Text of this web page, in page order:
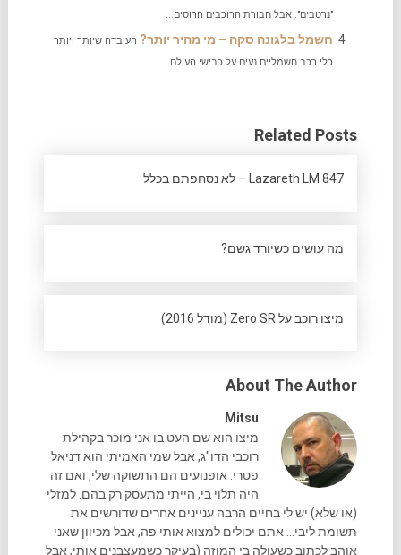
"נרטבים". אבל חבורת הרוכבים הרוסים...
חשמל בלגונה סקה – מי מהיר יותר? העובדה שיותר ויותר
כלי רכב חשמליים נעים על כבישי העולם...
Related Posts
Lazareth LM 847 – לא נסחפתם בכלל
מה עושים כשיורד גשם?
מיצו רוכב על Zero SR (מודל 2016)
About The Author
Mitsu
מיצו הוא שם העט בו אני מוכר בקהילת
רוכבי הדו"ג, אבל שמי האמיתי הוא דניאל
פטרי. אופנועים הם התשוקה שלי, ואם זה
היה תלוי בי, הייתי מתעסק רק בהם. למזלי
(או שלא) יש לי בחיים הרבה עניינים אחרים שדורשים את
תשומת ליבי... אתם יכולים למצוא אותי פה, אבל מכיוון שאני
אוהב לכתוב כשעולה בי המוזה (בעיקר כשמעצבנים אותי, אבל